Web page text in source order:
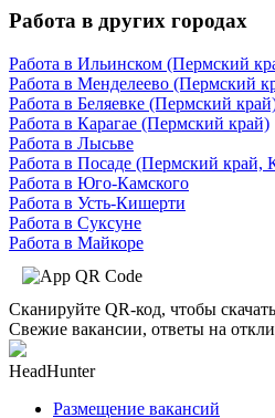
Работа в других городах
Работа в Ильинском (Пермский
Работа в Менделеево (Пермский
Работа в Беляевке (Пермский
Работа в Карагае (Пермский край)
Работа в Лысьве
Работа в Посаде (Пермский
Работа в Юго-Камского
Работа в Усть-Кишерти
Работа в Суксуне
Работа в Майкоре
Сканируйте QR-код, чтобы
Свежие вакансии, ответы на
HeadHunter
Размещение вакансий